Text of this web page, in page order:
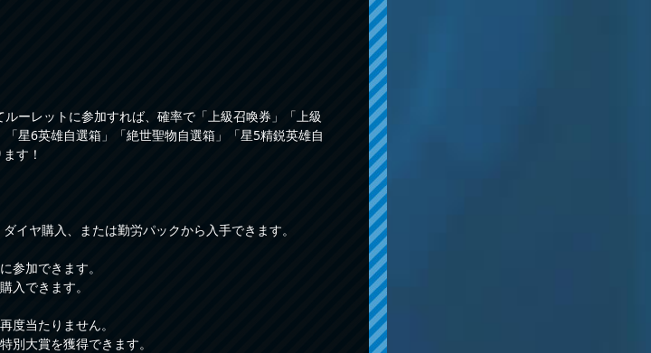
ーレットに参加すれば、確率で「上級召喚券」「上級
星6英雄自選箱」「絶世聖物自選箱」「星5精鋭英雄自
す！
イヤ購入、または勤労パックから入手できます。
参加できます。
入できます。
度当たりません。
別大賞を獲得できます。